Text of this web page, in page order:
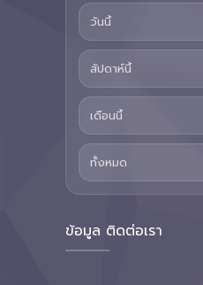
วันนี้
สัปดาห์นี้
เดือนนี้
ทั้งหมด
ข้อมูล ติดต่อเรา